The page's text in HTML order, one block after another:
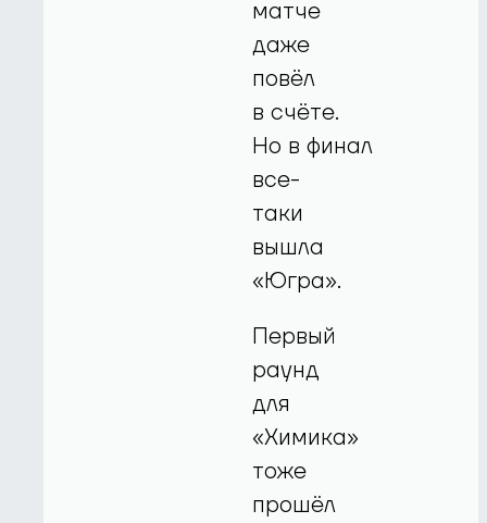
матче
даже
повёл
в счёте.
Но в финал
все-
таки
вышла
«Югра».
Первый
раунд
для
«Химика»
тоже
прошёл